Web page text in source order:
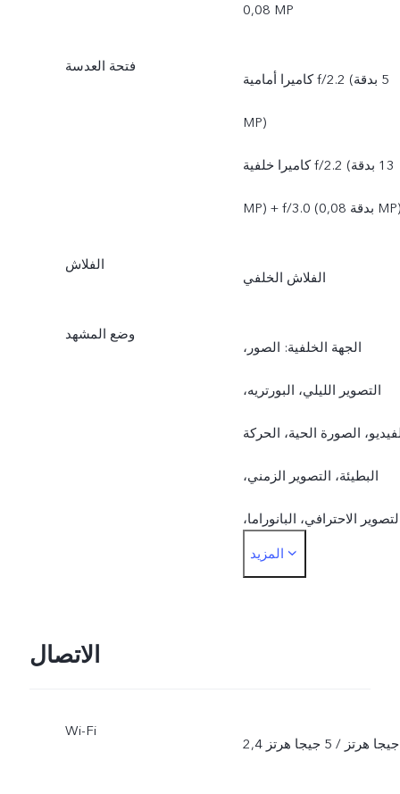
‏0,08‎ MP
فتحة العدسة
كاميرا أمامية f/2.2 (بدقة ‎5
MP)
كاميرا خلفية f/2.2 (بدقة ‎13
MP) + f/3.0 ‏(بدقة 0,08‎ MP)
الفلاش
الفلاش الخلفي
وضع المشهد
الجهة الخلفية: الصور،
التصوير الليلي، البورتريه،
الصورة الحية، الحركة
البطيئة، التصوير الزمني،
الاحترافي، البانوراما،
المستندات
المزيد
الاتصال
Wi-Fi
2,4 جيجا هرتز / 5 جيجا هرتز